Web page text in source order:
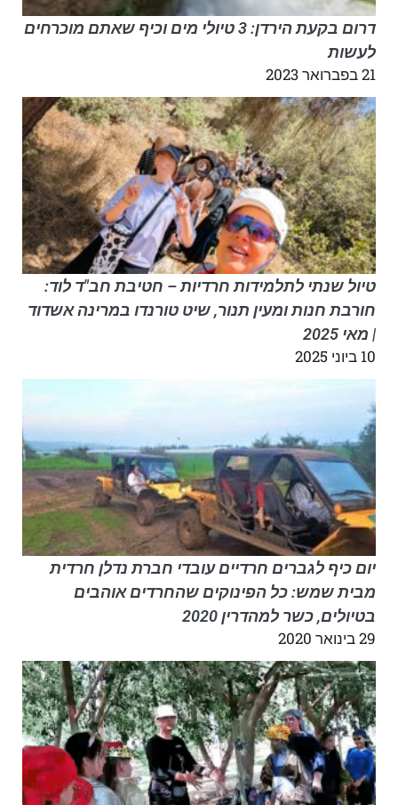
דרום בקעת הירדן: 3 טיולי מים וכיף שאתם מוכרחים
לעשות
21 בפברואר 2023
טיול שנתי לתלמידות חרדיות – חטיבת חב"ד לוד:
חורבת חנות ומעין תנור, שיט טורנדו במרינה אשדוד
| מאי 2025
10 ביוני 2025
יום כיף לגברים חרדיים עובדי חברת נדלן חרדית
מבית שמש: כל הפינוקים שהחרדים אוהבים
בטיולים, כשר למהדרין 2020
29 בינואר 2020